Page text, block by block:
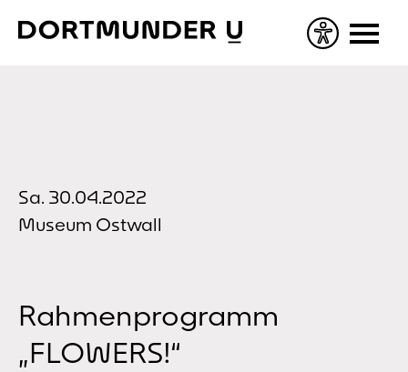
Sa. 30.04.2022
Museum Ostwall
Rahmenprogramm
„FLOWERS!“